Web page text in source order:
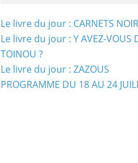
Le livre du jour : CARNETS
Le livre du jour : Y AVEZ-VOUS
TOINOU ?
Le livre du jour : ZAZOUS
PROGRAMME DU 18 AU 24